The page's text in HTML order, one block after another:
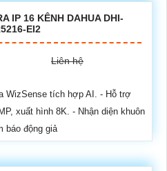
IP 16 KÊNH DAHUA DHI-
EI2
Liên hệ
WizSense tích hợp AI. - Hỗ trợ
xuất hình 8K. - Nhận diện khuôn
báo động giả